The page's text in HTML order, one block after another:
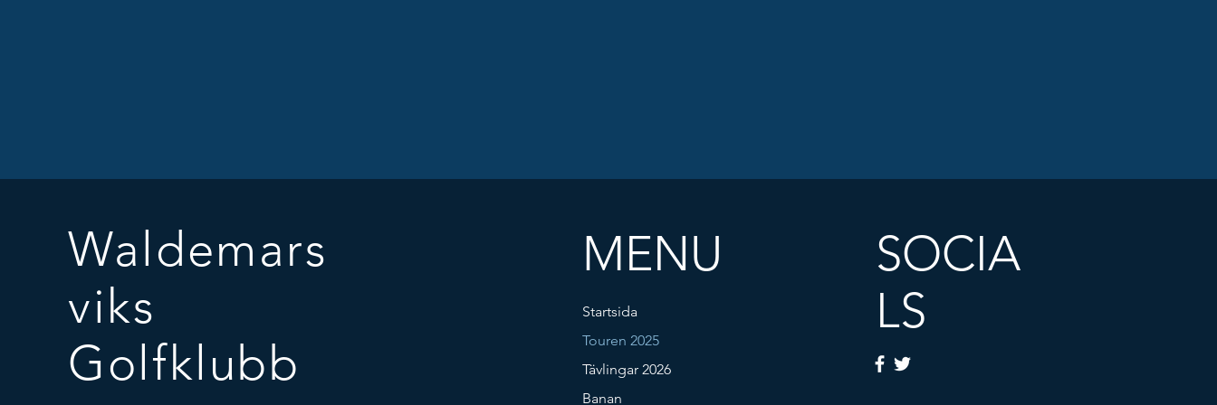
Waldemars
viks
Golfklubb
MENU
Startsida
Touren 2025
Tävlingar 2026
Banan
SOCIA
LS